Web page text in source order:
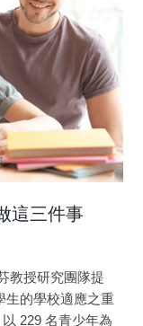
Anxiety, and
research
蹤兒童內化問題
到介入提升兒童
的正式教育體制
勵孩子覺察情緒
by doing）教育
提倡的生活技能課
好溝通、做出較好
在教學現場教
地在生活中產生
別納入臺灣的生
個正向人際技能主
行。大型田野隨機
這三件事
教授研究團隊提
的學校適應之重
229 名青少年為